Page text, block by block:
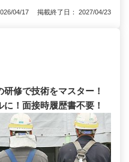
04/17 掲載終了日： 2027/04/23
修で技術をマスター！
！面接時履歴書不要！